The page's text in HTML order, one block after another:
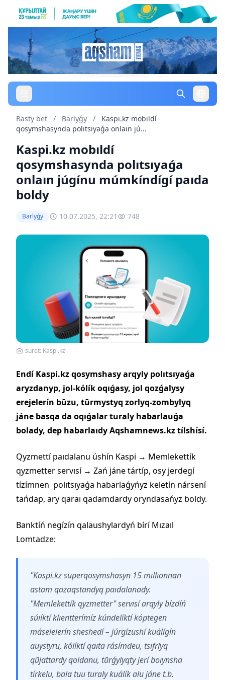
Basty bet / Barlyǵy /
Kaspi.kz mobıldí
qosymshasynda polıtsıyaǵa onlaın jú...
Kaspi.kz mobıldí
qosymshasynda polıtsıyaǵa
onlaın júgínu múmkíndígí paıda
boldy
Barlyǵy 10.07.2025, 22:21 748
suret: Kaspi.kz
Endí Kaspi.kz qosymshasy arqyly polıtsıyaǵa
aryzdanyp, jol-kólík oqıǵasy, jol qozǵalysy
erejelerín būzu, tūrmystyq zorlyq-zombylyq
jáne basqa da oqıǵalar turaly habarlauǵa
bolady, dep habarlaıdy Aqshamnews.kz tílshísí.
Qyzmettí paıdalanu úshín Kaspi → Memlekettík
qyzmetter servısí → Zań jáne tártíp, osy jerdegí
tízímnen polıtsıyaǵa habarlaǵyńyz keletín nársení
tańdap, ary qaraı qadamdardy oryndasańyz boldy.
Banktíń negízín qalaushylardyń bírí Mızaıl
Lomtadze:
"Kaspi.kz superqosymshasyn 15 mıllıonnan
astam qazaqstandyq paıdalanady.
"Memlekettík qyzmetter" servısí arqyly bízdíń
súıíktí klıentterímíz kúndelíktí kóptegen
máselelerín sheshedí – júrgízushí kuálígín
auystyru, kólíktí qaıta rásímdeu, tsıfrlyq
qūjattardy qoldanu, tūrǵylyqty jerí boıynsha
tírkelu, bala tuu turaly kuálík alu jáne t.b.